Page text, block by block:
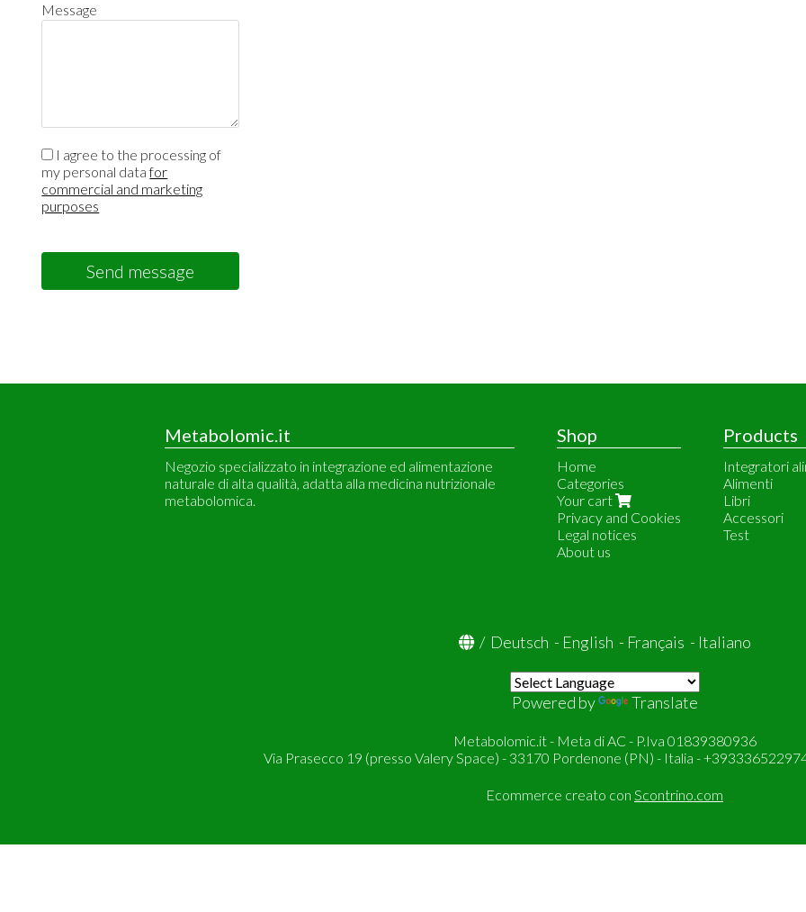
Message
I agree to the processing of
my personal datafor
commercial and marketing
purposes
Send message
Metabolomic.it
Negozio specializzato in integrazione ed alimentazione
naturale di alta qualità, adatta alla medicina nutrizionale
metabolomica.
Shop
Home
Categories
Your cart
Privacy and Cookies
Legal notices
About us
Products
Integratori
Alimenti
Libri
Accessori
Test
/ Deutsch - English - Français - Italiano
Powered by Translate
Metabolomic.it - Meta di AC - P.Iva 01839380936
Via Prasecco 19 (presso Valery Space) - 33170 Pordenone (PN) - Italia -
Ecommerce creato con Scontrino.com